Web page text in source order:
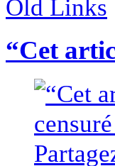
Old Links
“Cet